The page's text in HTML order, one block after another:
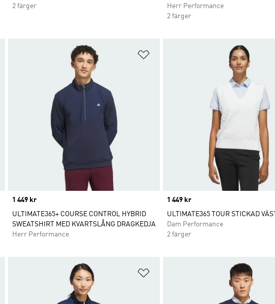
2 färger
Herr Performance
2 färger
Lägg till på önskelistan Lägg till på önskelistan
Price
1 449 kr
ULTIMATE365+ COURSE CONTROL HYBRID
SWEATSHIRT MED KVARTSLÅNG DRAGKEDJA
Herr Performance
Price
1 449 kr
ULTIMATE365 TOUR STICKAD
Dam Performance
2 färger
Lägg till på önskelistan Lägg till på önskelistan